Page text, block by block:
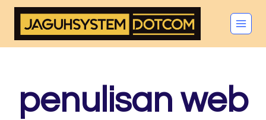
Skip
content
penulisan web